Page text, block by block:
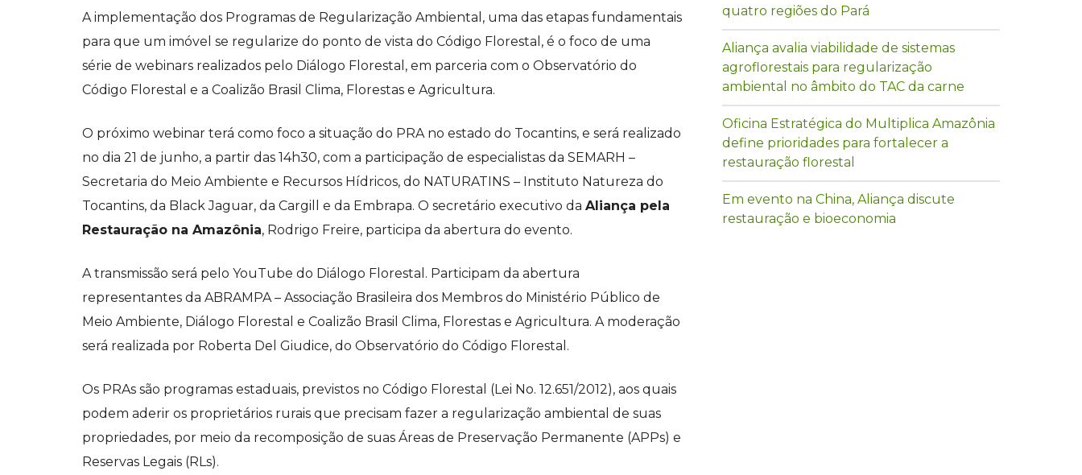
A implementação dos Programas de Regularização Ambiental, uma das etapas fundamentais
para que um imóvel se regularize do ponto de vista do Código Florestal, é o foco de uma
série de webinars realizados pelo Diálogo Florestal, em parceria com o Observatório do
Código Florestal e a Coalizão Brasil Clima, Florestas e Agricultura.
O próximo webinar terá como foco a situação do PRA no estado do Tocantins, e será realizado
no dia 21 de junho, a partir das 14h30, com a participação de especialistas da SEMARH –
Secretaria do Meio Ambiente e Recursos Hídricos, do NATURATINS – Instituto Natureza do
Tocantins, da Black Jaguar, da Cargill e da Embrapa. O secretário executivo da Aliança pela
Restauração na Amazônia, Rodrigo Freire, participa da abertura do evento.
A transmissão será pelo YouTube do Diálogo Florestal. Participam da abertura
representantes da ABRAMPA – Associação Brasileira dos Membros do Ministério Público de
Meio Ambiente, Diálogo Florestal e Coalizão Brasil Clima, Florestas e Agricultura. A moderação
será realizada por Roberta Del Giudice, do Observatório do Código Florestal.
Os PRAs são programas estaduais, previstos no Código Florestal (Lei No. 12.651/2012), aos quais
podem aderir os proprietários rurais que precisam fazer a regularização ambiental de suas
propriedades, por meio da recomposição de suas Áreas de Preservação Permanente (APPs) e
Reservas Legais (RLs).
quatro regiões do Pará
Aliança avalia viabilidade de sistemas
agroflorestais para regularização
ambiental no âmbito do TAC da carne
Oficina Estratégica do Multiplica Amazônia
define prioridades para fortalecer a
restauração florestal
Em evento na China, Aliança discute
restauração e bioeconomia